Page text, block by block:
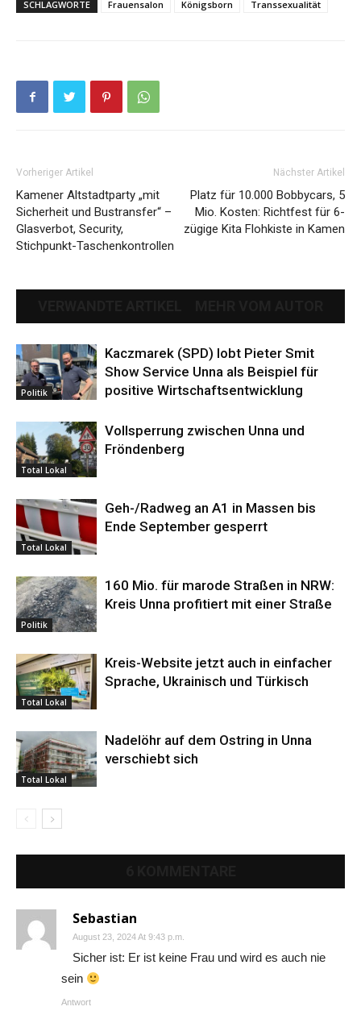
SCHLAGWORTE Frauensalon Königsborn Transsexualität
Vorheriger Artikel
Kamener Altstadtparty „mit
Sicherheit und Bustransfer“ –
Glasverbot, Security,
Stichpunkt-Taschenkontrollen
Nächster Artikel
Platz für 10.000 Bobbycars, 5
Mio. Kosten: Richtfest für 6-
zügige Kita Flohkiste in Kamen
Politik
Kaczmarek (SPD) lobt Pieter Smit
Show Service Unna als Beispiel für
positive Wirtschaftsentwicklung
Total Lokal
Vollsperrung zwischen Unna und
Fröndenberg
Total Lokal
Geh-/Radweg an A1 in Massen bis
Ende September gesperrt
Politik
160 Mio. für marode Straßen in NRW:
Kreis Unna profitiert mit einer Straße
Total Lokal
Kreis-Website jetzt auch in einfacher
Sprache, Ukrainisch und Türkisch
Total Lokal
Nadelöhr auf dem Ostring in Unna
verschiebt sich
Sebastian
August 23, 2024 At 9:43 p.m.
Sicher ist: Er ist keine Frau und wird es auch nie
sein
Antwort